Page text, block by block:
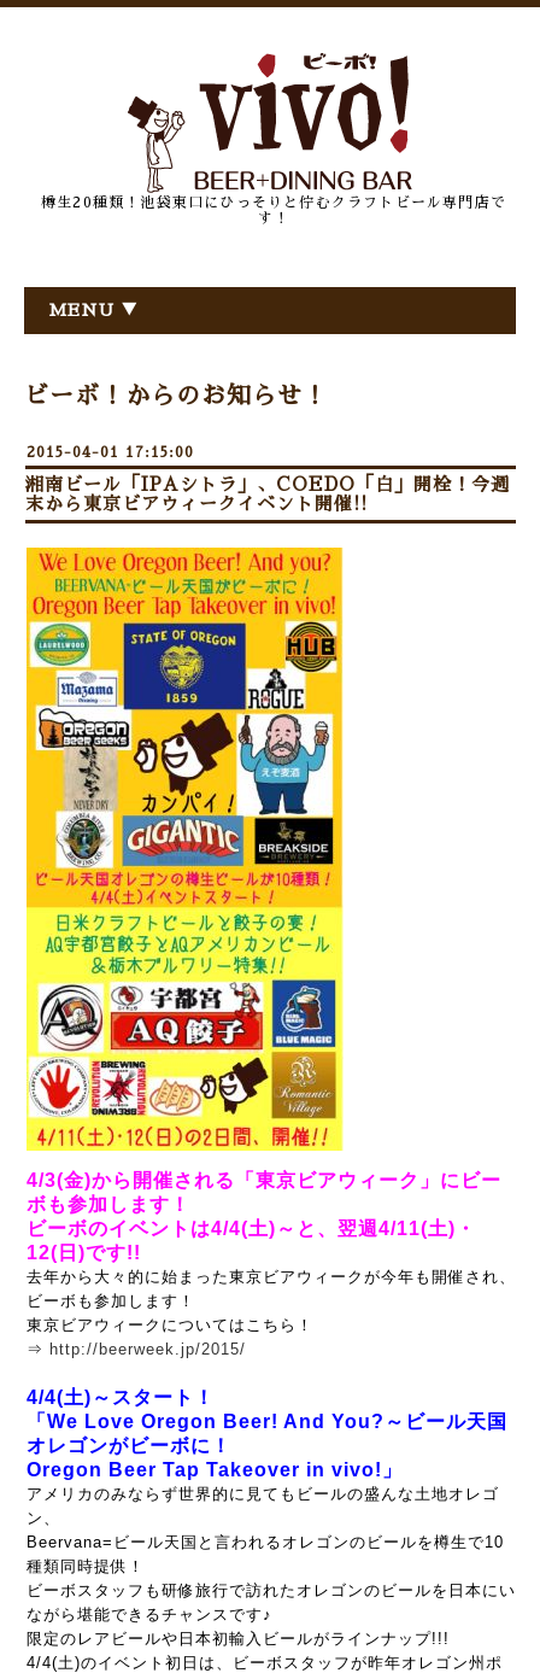
樽生20種類！池袋東口にひっそりと佇むクラフトビール専門店で
す！
MENU ▼
ビーボ！からのお知らせ！
2015-04-01 17:15:00
湘南ビール「IPAシトラ」、COEDO「白」開栓！今週
末から東京ビアウィークイベント開催!!
4/3(金)から開催される「東京ビアウィーク」にビー
ボも参加します！
ビーボのイベントは4/4(土)～と、翌週4/11(土)・
12(日)です!!
去年から大々的に始まった東京ビアウィークが今年も開催され、
ビーボも参加します！
東京ビアウィークについてはこちら！
⇒ http://beerweek.jp/2015/
4/4(土)～スタート！
「 We Love Oregon Beer! And You?～ビール天国
オレゴンがビーボに！
Oregon Beer Tap Takeover in vivo!」
アメリカのみならず世界的に見てもビールの盛んな土地オレゴ
ン、
Beervana=ビール天国と 言われる オレゴンのビールを樽生で10
種類同時提供！
ビーボスタッフも研修旅行で訪れたオレゴンのビールを 日本にい
ながら堪能できるチャンスです♪
限定のレアビールや日本初輸入ビールがラインナップ!!!
4/4(土)のイベント初日は、ビーボスタッフが昨年オレゴン州ポ